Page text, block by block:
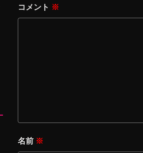
コメント ※
名前 ※